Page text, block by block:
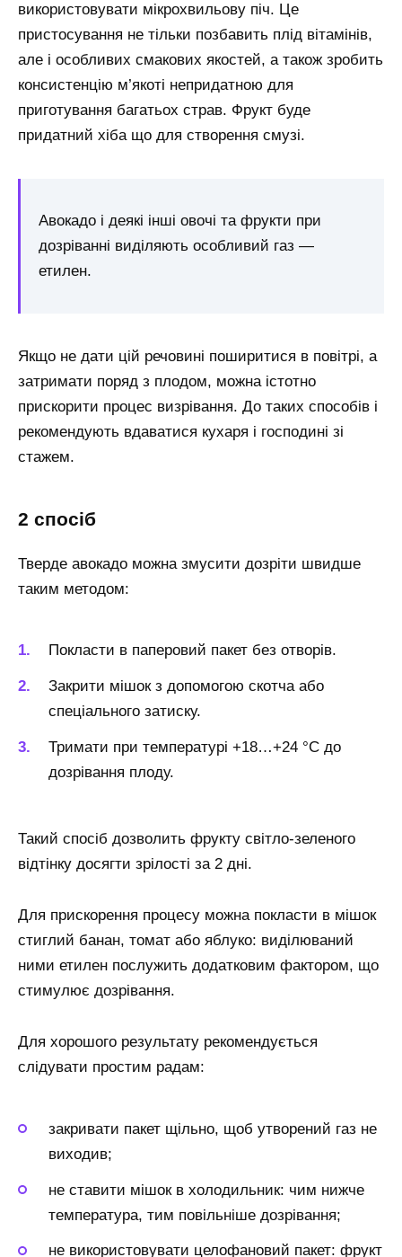
використовувати мікрохвильову піч. Це
пристосування не тільки позбавить плід вітамінів,
але і особливих смакових якостей, а також зробить
консистенцію м’якоті непридатною для
приготування багатьох страв. Фрукт буде
придатний хіба що для створення смузі.
Авокадо і деякі інші овочі та фрукти при
дозріванні виділяють особливий газ —
етилен.
Якщо не дати цій речовині поширитися в повітрі, а
затримати поряд з плодом, можна істотно
прискорити процес визрівання. До таких способів і
рекомендують вдаватися кухаря і господині зі
стажем.
2 спосіб
Тверде авокадо можна змусити дозріти швидше
таким методом:
Покласти в паперовий пакет без отворів.
Закрити мішок з допомогою скотча або
спеціального затиску.
Тримати при температурі +18…+24 °С до
дозрівання плоду.
Такий спосіб дозволить фрукту світло-зеленого
відтінку досягти зрілості за 2 дні.
Для прискорення процесу можна покласти в мішок
стиглий банан, томат або яблуко: виділюваний
ними етилен послужить додатковим фактором, що
стимулює дозрівання.
Для хорошого результату рекомендується
слідувати простим радам:
закривати пакет щільно, щоб утворений газ не
виходив;
не ставити мішок в холодильник: чим нижче
температура, тим повільніше дозрівання;
не використовувати целофановий пакет: фрукт